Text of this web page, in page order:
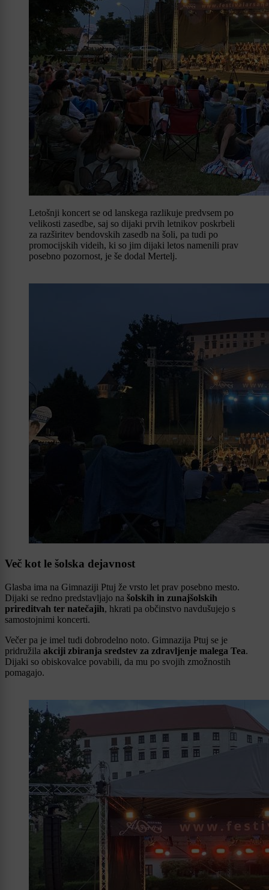
Letošnji koncert se od lanskega razlikuje predvsem po
velikosti zasedbe, saj so dijaki prvih letnikov poskrbeli
za razširitev bendovskih zasedb na šoli, pa tudi po
promocijskih videih, ki so jim dijaki letos namenili prav
posebno pozornost, je še dodal Mertelj.
Več kot le šolska dejavnost
Glasba ima na Gimnaziji Ptuj že vrsto let prav posebno mesto.
Dijaki se redno predstavljajo na šolskih in zunajšolskih
prireditvah ter natečajih, hkrati pa občinstvo navdušujejo s
samostojnimi koncerti.
Večer pa je imel tudi dobrodelno noto. Gimnazija Ptuj se je
pridružila akciji zbiranja sredstev za zdravljenje malega Tea.
Dijaki so obiskovalce povabili, da mu po svojih zmožnostih
pomagajo.